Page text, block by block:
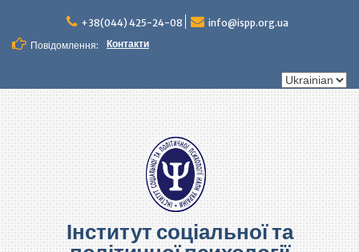
+38(044) 425-24-08
info@ispp.org.ua
Повідомлення:
Контакти
Інститут соціальної та